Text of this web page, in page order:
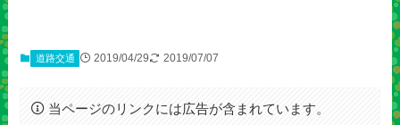
道路交通 2019/04/29 2019/07/07
当ページのリンクには広告が含まれています。